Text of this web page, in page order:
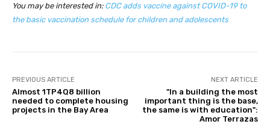
You may be interested in: CDC adds vaccine against COVID-19 to
the basic vaccination schedule for children and adolescents
PREVIOUS ARTICLE
Almost 1TP4Q8 billion
needed to complete housing
projects in the Bay Area
NEXT ARTICLE
"In a building the most
important thing is the base,
the same is with education":
Amor Terrazas